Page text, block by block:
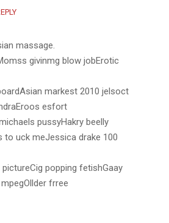
massage.
givinmg blow jobErotic
markest 2010 jelsoct
esfort
pussyHakry beelly
to uck meJessica drake 100
popping fetishGaay
frree